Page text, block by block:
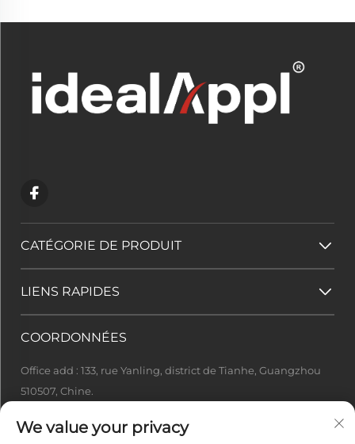
CATÉGORIE DE PRODUIT
LIENS RAPIDES
COORDONNÉES
Office add : 133, rue Yanling, district de Tianhe, Guangzhou
510507, Chine.
+86-13922415049
We value your privacy